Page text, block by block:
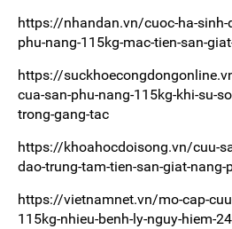
https://nhandan.vn/cuoc-ha-sinh-
phu-nang-115kg-mac-tien-san-
https://
cua-san-phu-nang-115kg-khi-su-
trong-gang-tac
https://khoahocdoisong.vn/cuu-
dao-trung-tam-tien-san-giat-
https://vietnamnet.vn/mo-cap-
115kg-nhieu-benh-ly-nguy-hiem-